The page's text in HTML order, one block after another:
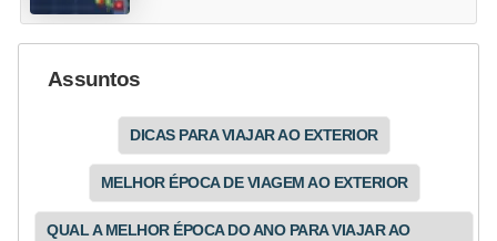
Assuntos
DICAS PARA VIAJAR AO EXTERIOR
MELHOR ÉPOCA DE VIAGEM AO EXTERIOR
QUAL A MELHOR ÉPOCA DO ANO PARA VIAJAR AO